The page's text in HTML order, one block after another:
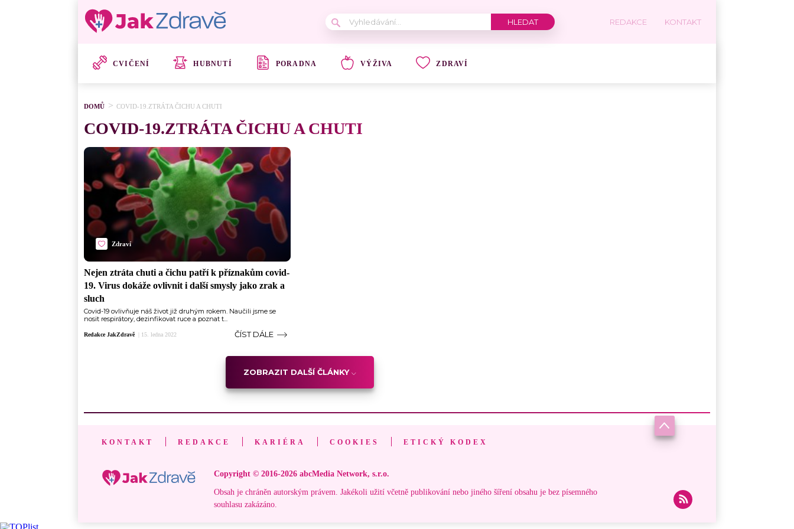
REDAKCE KONTAKT
CVIČENÍ HUBNUTÍ PORADNA VÝŽIVA ZDRAVÍ
DOMŮ COVID-19.ZTRÁTA ČICHU A CHUTI
COVID-19.ZTRÁTA ČICHU A CHUTI
Zdraví
Nejen ztráta chuti a čichu patří k příznakům covid-
19. Virus dokáže ovlivnit i další smysly jako zrak a
sluch
Covid-19 ovlivňuje náš život již druhým rokem. Naučili jsme se
nosit respirátory, dezinfikovat ruce a poznat t...
Redakce JakZdravě 15. ledna 2022 ČÍST DÁLE
ZOBRAZIT DALŠÍ ČLÁNKY
KONTAKT REDAKCE KARIÉRA COOKIES ETICKÝ KODEX
Copyright © 2016-2026 abcMedia Network, s.r.o.
Obsah je chráněn autorským právem. Jakékoli užití včetně publikování nebo jiného šíření obsahu je bez písemného
souhlasu zakázáno.